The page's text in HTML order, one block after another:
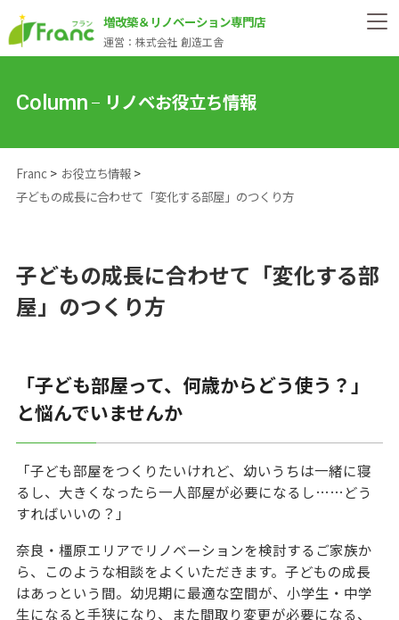
増改築＆リノベーション専門店
運営：株式会社 創造工舎
Column リノベお役立ち情報
Franc
お役立ち情報
子どもの成長に合わせて「変化する部屋」のつくり方
子どもの成長に合わせて「変化する部
屋」のつくり方
「子ども部屋って、何歳からどう使う？」
と悩んでいませんか
「子ども部屋をつくりたいけれど、幼いうちは一緒に寝
るし、大きくなったら一人部屋が必要になるし……どう
すればいいの？」
奈良・橿原エリアでリノベーションを検討するご家族か
ら、このような相談をよくいただきます。子どもの成長
はあっという間。幼児期に最適な空間が、小学生・中学
生になると手狭になり、また間取り変更が必要になる、